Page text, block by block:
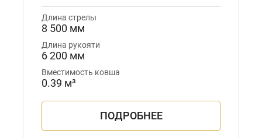
Длина стрелы
8 500 мм
Длина рукояти
6 200 мм
Вместимость ковша
0.39 м³
ПОДРОБНЕЕ